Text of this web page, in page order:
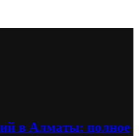
в Алматы: полное